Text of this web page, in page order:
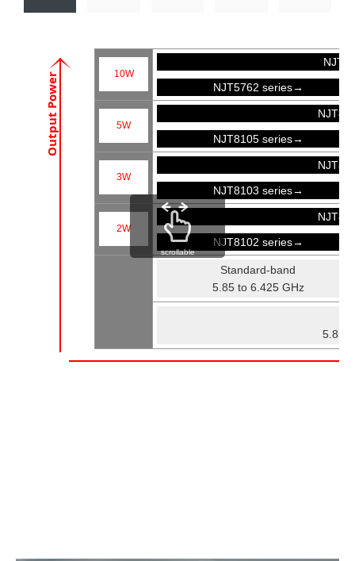
Output Power 10W
NJT5762 series→
5W
NJT8105 series→
3W
NJT8103 series→
2W
NJT8102 series→
Standard-band
5.85 to 6.425 GHz
5.85
scrollable